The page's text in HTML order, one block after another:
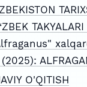
O'QITISH